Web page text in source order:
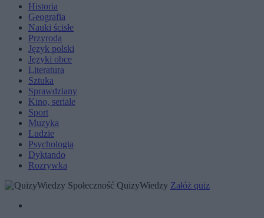
Historia
Geografia
Nauki ścisłe
Przyroda
Język polski
Języki obce
Literatura
Sztuka
Sprawdziany
Kino, seriale
Sport
Muzyka
Ludzie
Psychologia
Dyktando
Rozrywka
Społeczność QuizyWiedzy Załóż quiz